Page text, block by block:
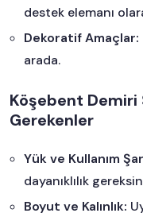
destek elemanı
Dekoratif Amaçlar:
arada.
Köşebent Demiri
Gerekenler
Yük ve Kullanım
dayanıklılık
Boyut ve Kalınlık: